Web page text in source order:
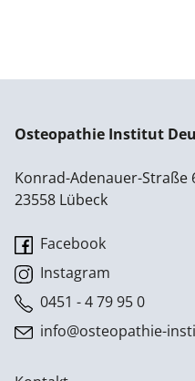
Osteopathie Institut
Konrad-Adenauer-Straße
23558 Lübeck
Facebook
Instagram
0451 - 4 79 95 0
info@osteopathie-